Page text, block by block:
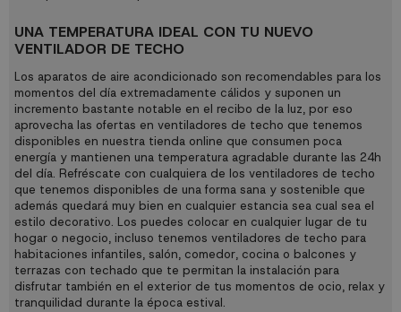
UNA TEMPERATURA IDEAL CON TU NUEVO
VENTILADOR DE TECHO
Los aparatos de aire acondicionado son recomendables para los
momentos del día extremadamente cálidos y suponen un
incremento bastante notable en el recibo de la luz, por eso
aprovecha las ofertas en ventiladores de techo que tenemos
disponibles en nuestra tienda online que consumen poca
energía y mantienen una temperatura agradable durante las 24h
del día. Refréscate con cualquiera de los ventiladores de techo
que tenemos disponibles de una forma sana y sostenible que
además quedará muy bien en cualquier estancia sea cual sea el
estilo decorativo. Los puedes colocar en cualquier lugar de tu
hogar o negocio, incluso tenemos ventiladores de techo para
habitaciones infantiles, salón, comedor, cocina o balcones y
terrazas con techado que te permitan la instalación para
disfrutar también en el exterior de tus momentos de ocio, relax y
tranquilidad durante la época estival.